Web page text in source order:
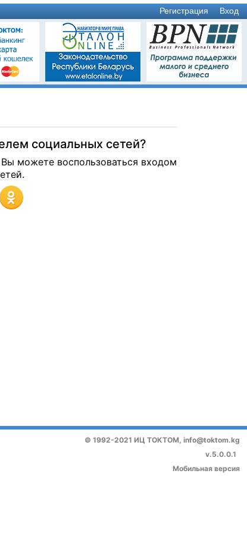
Вход
Регистрация
социальных сетей?
можете воспользоваться входом
© 1992-2021 ИЦ ТОКТОМ, info@toktom.kg
v.5.0.0.1
Мобильная версия